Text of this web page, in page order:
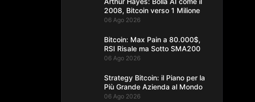
2008, Bitcoin verso 1 Milione
06 Ago 2026
Bitcoin: Max Pain a 80.000$,
RSI Risale ma Sotto SMA200
06 Ago 2026
Strategy Bitcoin: il Piano per la
Più Grande Azienda al Mondo
06 Ago 2026